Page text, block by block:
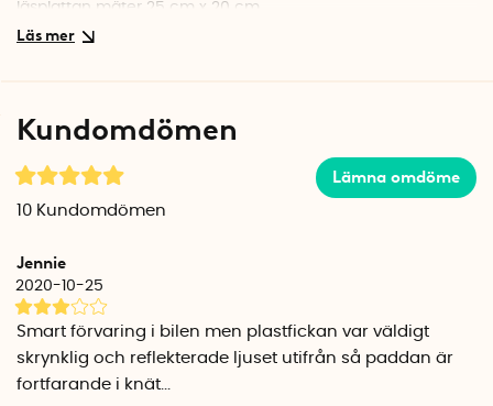
läsplattan mäter 25 cm x 20 cm.
Tillverkad i stryktålig nylon och är enkel att rengöra med en
Kundomdömen
Lämna omdöme
10 Kundomdömen
Jennie
2020-10-25
Smart förvaring i bilen men plastfickan var väldigt
skrynklig och reflekterade ljuset utifrån så paddan är
fortfarande i knät...